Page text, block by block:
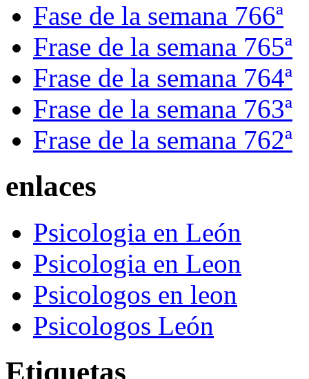
Fase de la semana 766ª
Frase de la semana 765ª
Frase de la semana 764ª
Frase de la semana 763ª
Frase de la semana 762ª
enlaces
Psicologia en León
Psicologia en Leon
Psicologos en leon
Psicologos León
Etiquetas